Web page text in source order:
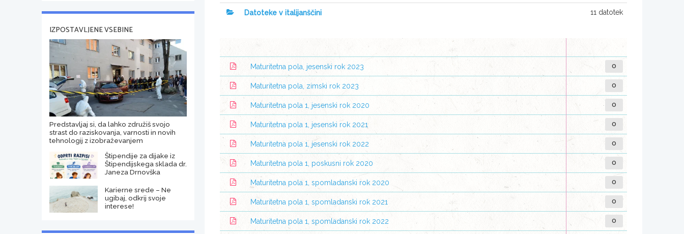
Datoteke v italijanščini 11 datotek
Maturitetna pola, jesenski rok 2023 0
Maturitetna pola, zimski rok 2023 0
Maturitetna pola 1, jesenski rok 2020 0
Maturitetna pola 1, jesenski rok 2021 0
Maturitetna pola 1, jesenski rok 2022 0
Maturitetna pola 1, poskusni rok 2020 0
Maturitetna pola 1, spomladanski rok 2020 0
Maturitetna pola 1, spomladanski rok 2021 0
Maturitetna pola 1, spomladanski rok 2022 0
IZPOSTAVLJENE VSEBINE
Predstavljaj si, da lahko združiš svojo
strast do raziskovanja, varnosti in novih
tehnologij z izobraževanjem
Štipendije za dijake iz
Štipendijskega sklada dr.
Janeza Drnovška
Karierne srede – Ne
ugibaj, odkrij svoje
interese!